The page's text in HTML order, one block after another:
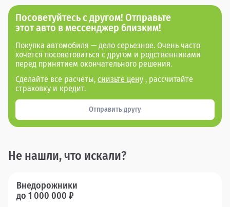
Посоветуйтесь с другом! Отправьте
этот авто в мессенджер близким!
Покупка автомобиля — дело серьезное. Очень часто
хочется посоветоваться с другом и родственниками
перед принятием окончательного решения.
Сделайте все расчеты, снизьте цену , рассчитайте
страховку и кредит.
Отправить другу
Не нашли, что искали?
Внедорожники
до 1 000 000 ₽